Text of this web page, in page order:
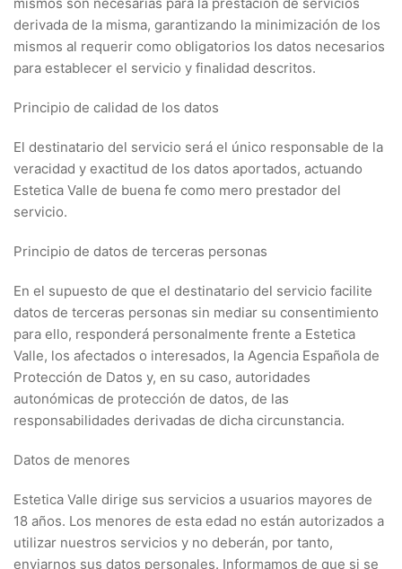
derivada de la misma, garantizando la minimización de los
mismos al requerir como obligatorios los datos necesarios
para establecer el servicio y finalidad descritos.
Principio de calidad de los datos
El destinatario del servicio será el único responsable de la
veracidad y exactitud de los datos aportados, actuando
Estetica Valle de buena fe como mero prestador del
servicio.
Principio de datos de terceras personas
En el supuesto de que el destinatario del servicio facilite
datos de terceras personas sin mediar su consentimiento
para ello, responderá personalmente frente a Estetica
Valle, los afectados o interesados, la Agencia Española de
Protección de Datos y, en su caso, autoridades
autonómicas de protección de datos, de las
responsabilidades derivadas de dicha circunstancia.
Datos de menores
Estetica Valle dirige sus servicios a usuarios mayores de
18 años. Los menores de esta edad no están autorizados a
utilizar nuestros servicios y no deberán, por tanto,
enviarnos sus datos personales. Informamos de que si se